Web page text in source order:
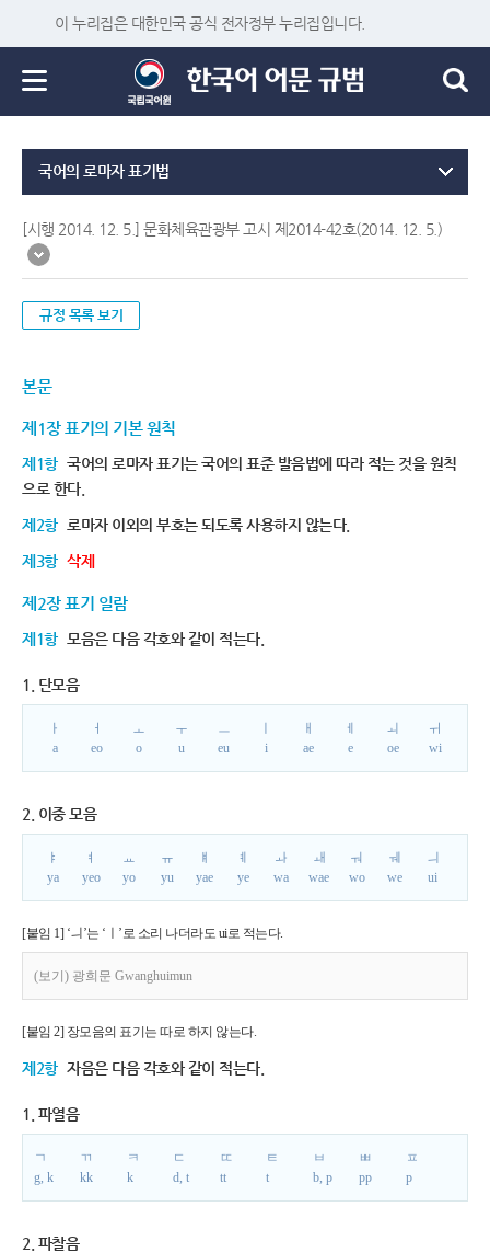
이 누리집은 대한민국 공식 전자정부 누리집입니다.
국어의 로마자 표기법
[시행 2014. 12. 5.] 문화체육관광부 고시 제2014-42호(2014. 12. 5.)
규정 목록 보기
본문
제1장 표기의 기본 원칙
제1항 국어의 로마자 표기는 국어의 표준 발음법에 따라 적는 것을 원칙
으로 한다.
제2항 로마자 이외의 부호는 되도록 사용하지 않는다.
제3항 삭제
제2장 표기 일람
제1항 모음은 다음 각호와 같이 적는다.
1. 단모음
ㅏ
a
ㅓ
eo
ㅗ
o
ㅜ
u
ㅡ
eu
i
ㅐ
ae
ㅔ
e
ㅚ
oe
ㅟ
wi
2. 이중 모음
ㅑ
ya
ㅕ
yeo
ㅛ
yo
ㅠ
yu
ㅒ
yae
ㅖ
ye
ㅘ
wa
ㅙ
wae
ㅝ
wo
ㅞ
we
ㅢ
ui
[붙임 1] ‘ㅢ’는 ‘ㅣ’로 소리 나더라도 ui로 적는다.
(보기) 광희문 Gwanghuimun
[붙임 2] 장모음의 표기는 따로 하지 않는다.
제2항 자음은 다음 각호와 같이 적는다.
1. 파열음
ㄱ
g, k
ㄲ
kk
ㅋ
k
ㄷ
d, t
ㄸ
tt
ㅌ
t
ㅂ
b, p
ㅃ
pp
ㅍ
p
2. 파찰음